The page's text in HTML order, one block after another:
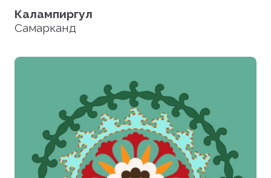
Калампиргул
Самарканд